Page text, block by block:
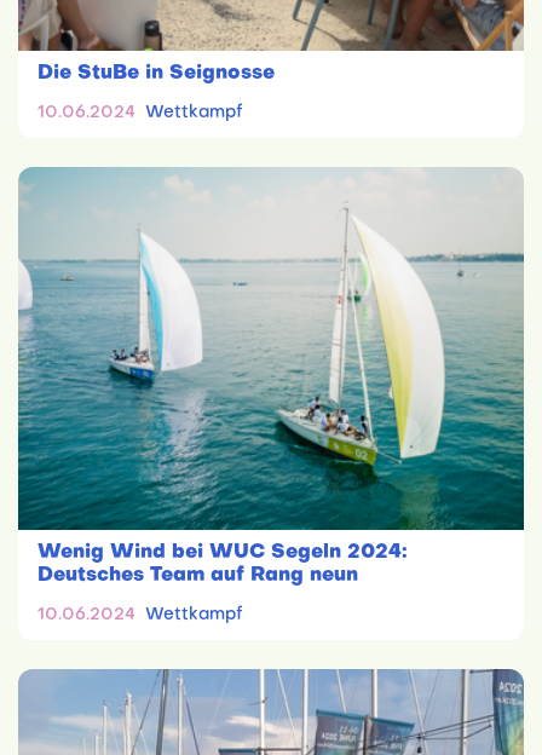
Die StuBe in Seignosse
10.06.2024 Wettkampf
Wenig Wind bei WUC Segeln 2024:
Deutsches Team auf Rang neun
10.06.2024 Wettkampf